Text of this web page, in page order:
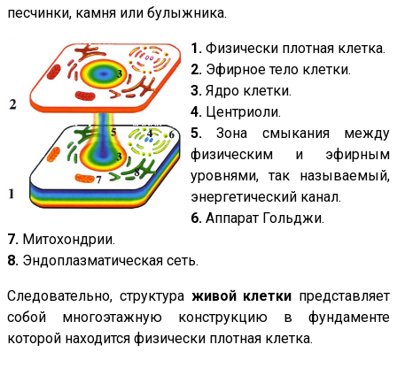
песчинки, камня или булыжника.
1. Физически плотная клетка.
2. Эфирное тело клетки.
3. Ядро клетки.
4. Центриоли.
5. Зона смыкания между
физическим и эфирным
уровнями, так называемый,
энергетический канал.
6. Аппарат Гольджи.
7. Митохондрии.
8. Эндоплазматическая сеть.
Следовательно, структура живой клетки представляет
собой многоэтажную конструкцию в фундаменте
которой находится физически плотная клетка.